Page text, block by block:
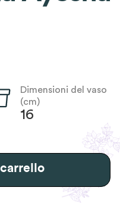
Dimensioni del vaso
(cm)
16